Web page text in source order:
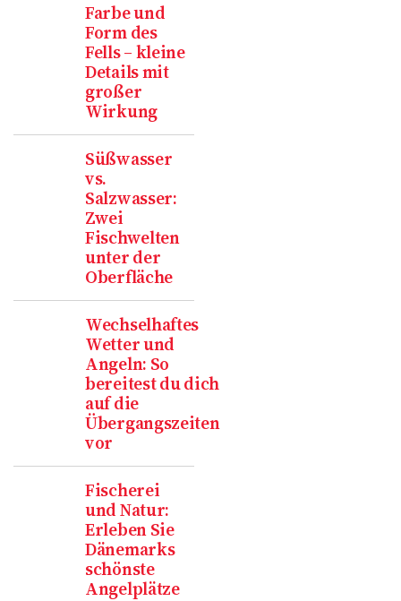
Farbe und
Form des
Fells – kleine
Details mit
großer
Wirkung
Süßwasser
vs.
Salzwasser:
Zwei
Fischwelten
unter der
Oberfläche
Wechselhaftes
Wetter und
Angeln: So
bereitest du dich
auf die
Übergangszeiten
vor
Fischerei
und Natur:
Erleben Sie
Dänemarks
schönste
Angelplätze